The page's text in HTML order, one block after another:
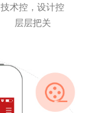
技术控，设计控
层层把关